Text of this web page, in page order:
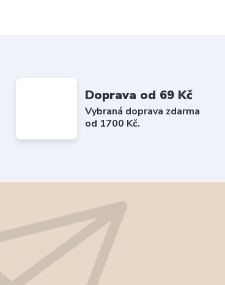
Doprava od 69 Kč
Vybraná doprava zdarma
od 1700 Kč.